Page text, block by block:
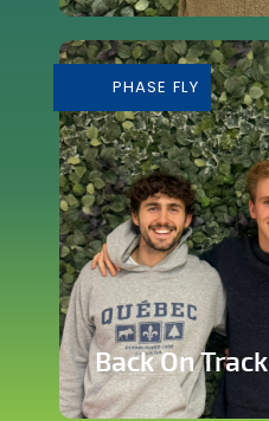
cœur de Silly
En savoir plus
PHASE FLY
Back On Track